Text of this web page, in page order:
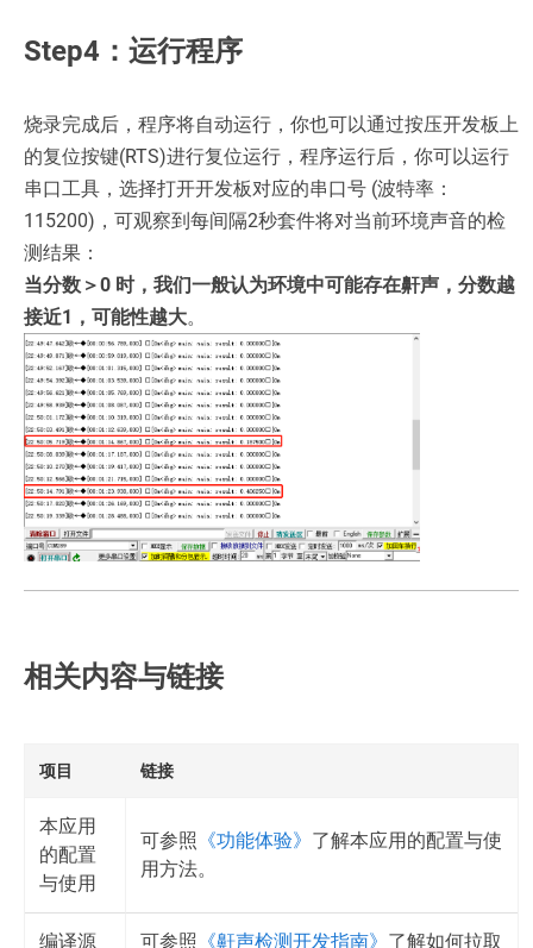
Step4：运行程序
烧录完成后，程序将自动运行，你也可以通过按压开发板上
的复位按键(RTS)进行复位运行，程序运行后，你可以运行
串口工具，选择打开开发板对应的串口号 (波特率：
115200)，可观察到每间隔2秒套件将对当前环境声音的检
测结果：
当分数＞0 时，我们一般认为环境中可能存在鼾声，分数越
接近1，可能性越大。
相关内容与链接
项目 链接
本应用
的配置
与使用
可参照 《功能体验》 了解本应用的配置与使
用方法。
编译源 可参照 《鼾声检测开发指南》 了解如何拉取